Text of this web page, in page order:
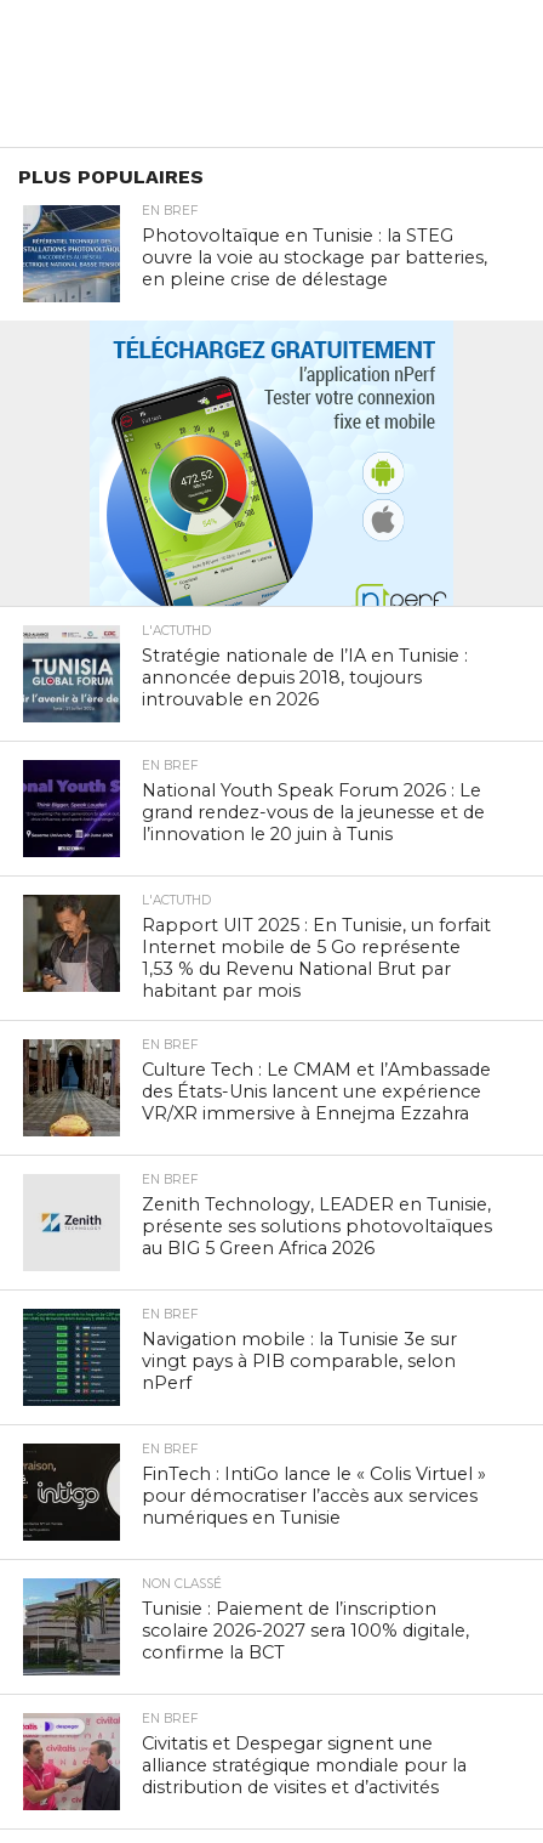
PLUS POPULAIRES
EN BREF
Photovoltaïque en Tunisie : la STEG
ouvre la voie au stockage par batteries,
en pleine crise de délestage
L'ACTUTHD
Stratégie nationale de l’IA en Tunisie :
annoncée depuis 2018, toujours
introuvable en 2026
EN BREF
National Youth Speak Forum 2026 : Le
grand rendez-vous de la jeunesse et de
l’innovation le 20 juin à Tunis
L'ACTUTHD
Rapport UIT 2025 : En Tunisie, un forfait
Internet mobile de 5 Go représente
1,53 % du Revenu National Brut par
habitant par mois
EN BREF
Culture Tech : Le CMAM et l’Ambassade
des États-Unis lancent une expérience
VR/XR immersive à Ennejma Ezzahra
EN BREF
Zenith Technology, LEADER en Tunisie,
présente ses solutions photovoltaïques
au BIG 5 Green Africa 2026
EN BREF
Navigation mobile : la Tunisie 3e sur
vingt pays à PIB comparable, selon
nPerf
EN BREF
FinTech : IntiGo lance le « Colis Virtuel »
pour démocratiser l’accès aux services
numériques en Tunisie
NON CLASSÉ
Tunisie : Paiement de l’inscription
scolaire 2026-2027 sera 100% digitale,
confirme la BCT
EN BREF
Civitatis et Despegar signent une
alliance stratégique mondiale pour la
distribution de visites et d’activités